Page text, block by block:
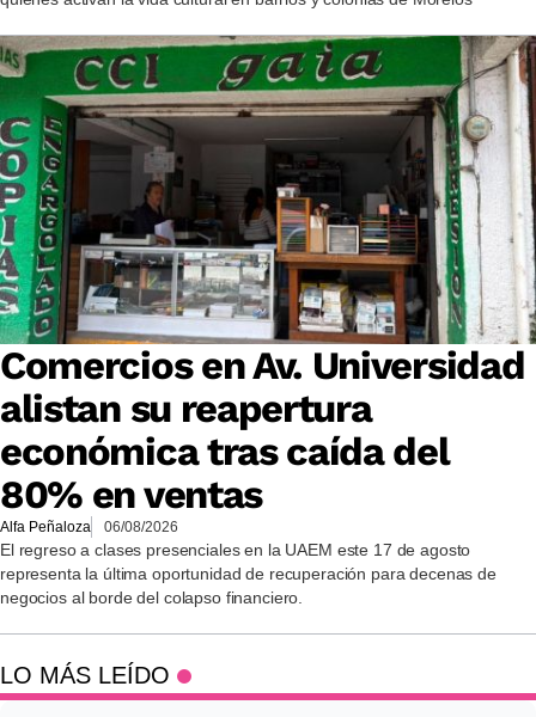
Comercios en Av. Universidad
alistan su reapertura
económica tras caída del
80% en ventas
Alfa Peñaloza 06/08/2026
El regreso a clases presenciales en la UAEM este 17 de agosto
representa la última oportunidad de recuperación para decenas de
negocios al borde del colapso financiero.
LO MÁS LEÍDO